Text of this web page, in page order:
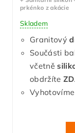
prkénko z akácie
Skladem
Granitový
Součásti
včetně
obdržíte